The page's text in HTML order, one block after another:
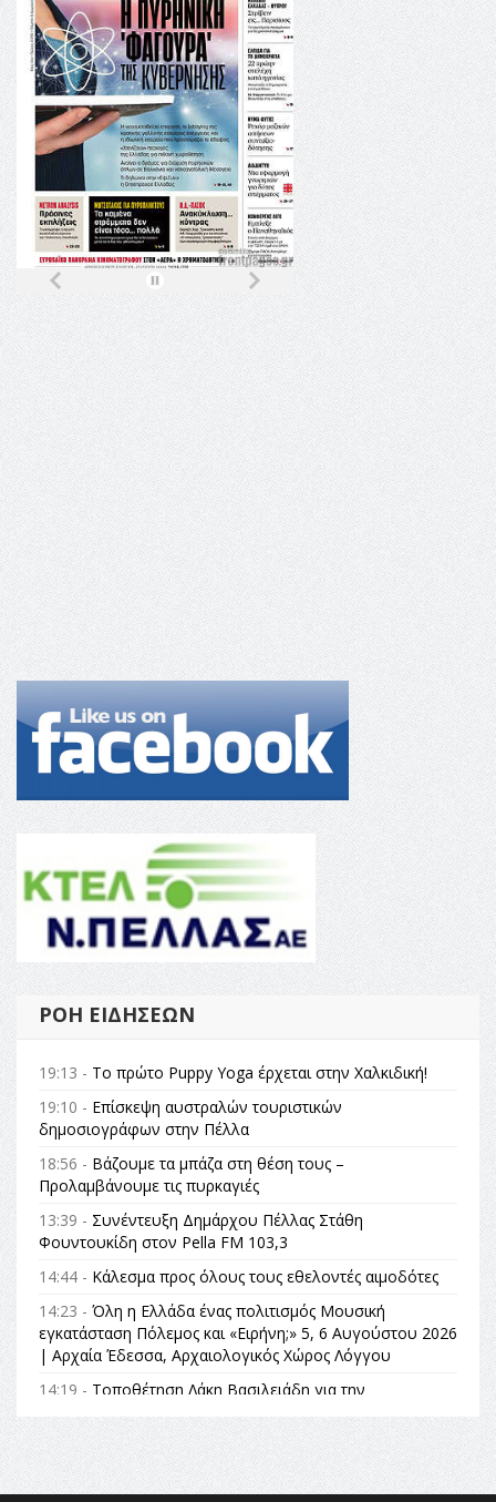
ΡΟΉ ΕΙΔΉΣΕΩΝ
19:13 - Το πρώτο Puppy Yoga έρχεται στην Χαλκιδική!
19:10 - Επίσκεψη αυστραλών τουριστικών
δημοσιογράφων στην Πέλλα
18:56 - Βάζουμε τα μπάζα στη θέση τους –
Προλαμβάνουμε τις πυρκαγιές
13:39 - Συνέντευξη Δημάρχου Πέλλας Στάθη
Φουντουκίδη στον Pella FM 103,3
14:44 - Κάλεσμα προς όλους τους εθελοντές αιμοδότες
14:23 - Όλη η Ελλάδα ένας πολιτισμός Μουσική
εγκατάσταση Πόλεμος και «Ειρήνη;» 5, 6 Αυγούστου 2026
| Αρχαία Έδεσσα, Αρχαιολογικός Χώρος Λόγγου
14:19 - Τοποθέτηση Λάκη Βασιλειάδη για την
Αναθεώρηση του Συντάγματος: «Σε τέτοιες κορυφαίες
θεσμικές διαδικασίες υπάρχει μόνο η ευθύνη απέναντι
στις επόμενες γενιές»
16:35 -Το πρόγραμμα του ΠΑΟΚ στον δεύτερο γύρο του